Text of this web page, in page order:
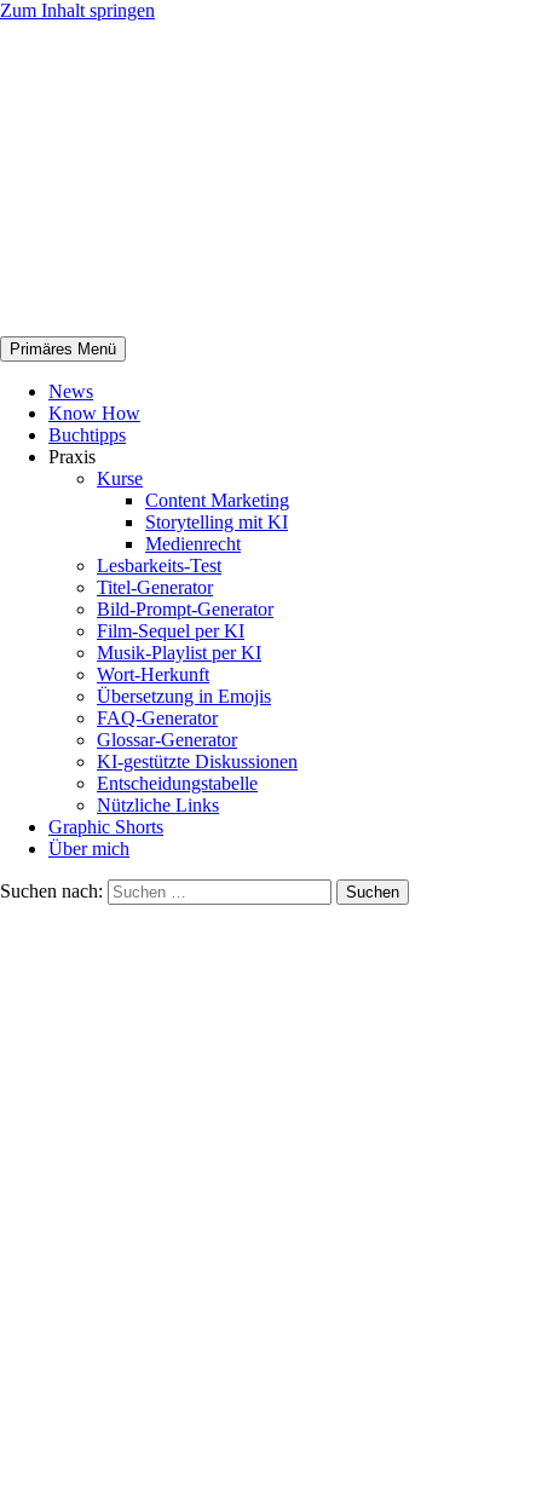
Zum Inhalt springen
netknowhow
Primäres Menü
News
Know How
Buchtipps
Praxis
Kurse
Content Marketing
Storytelling mit KI
Medienrecht
Lesbarkeits-Test
Titel-Generator
Bild-Prompt-Generator
Film-Sequel per KI
Musik-Playlist per KI
Wort-Herkunft
Übersetzung in Emojis
FAQ-Generator
Glossar-Generator
KI-gestützte Diskussionen
Entscheidungstabelle
Nützliche Links
Graphic Shorts
Über mich
Suchen nach: